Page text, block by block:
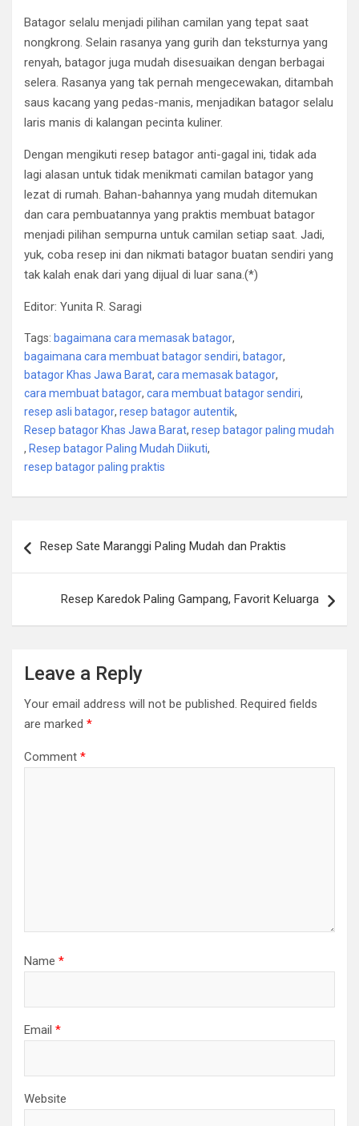
Batagor selalu menjadi pilihan camilan yang tepat saat
nongkrong. Selain rasanya yang gurih dan teksturnya yang
renyah, batagor juga mudah disesuaikan dengan berbagai
selera. Rasanya yang tak pernah mengecewakan, ditambah
saus kacang yang pedas-manis, menjadikan batagor selalu
laris manis di kalangan pecinta kuliner.
Dengan mengikuti resep batagor anti-gagal ini, tidak ada
lagi alasan untuk tidak menikmati camilan batagor yang
lezat di rumah. Bahan-bahannya yang mudah ditemukan
dan cara pembuatannya yang praktis membuat batagor
menjadi pilihan sempurna untuk camilan setiap saat. Jadi,
yuk, coba resep ini dan nikmati batagor buatan sendiri yang
tak kalah enak dari yang dijual di luar sana.(*)
Editor: Yunita R. Saragi
Tags: bagaimana cara memasak batagor,
bagaimana cara membuat batagor sendiri, batagor,
batagor Khas Jawa Barat, cara memasak batagor,
cara membuat batagor, cara membuat batagor sendiri,
resep asli batagor, resep batagor autentik,
Resep batagor Khas Jawa Barat, resep batagor paling mudah
, Resep batagor Paling Mudah Diikuti,
resep batagor paling praktis
navigation
Resep Sate Maranggi Paling Mudah dan Praktis
Resep Karedok Paling Gampang, Favorit Keluarga
Leave a Reply
Your email address will not be published. Required fields
are marked *
Comment *
Name *
Email *
Website